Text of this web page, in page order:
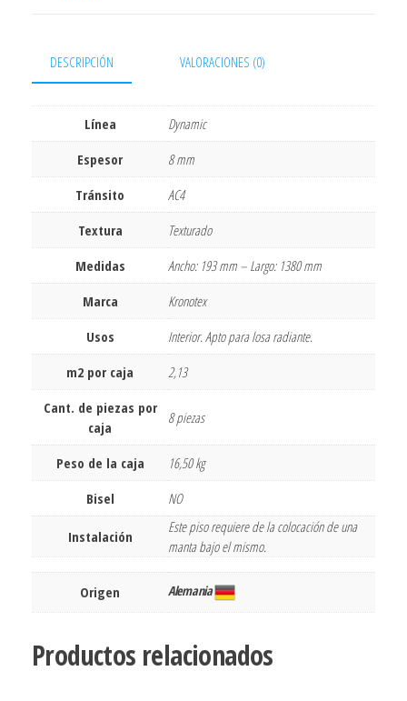
DESCRIPCIÓN VALORACIONES (0)
Línea
Dynamic
Espesor
8 mm
Tránsito
AC4
Textura
Texturado
Medidas
Ancho: 193 mm – Largo: 1380 mm
Marca
Kronotex
Usos
Interior. Apto para losa radiante.
m2 por caja
2,13
Cant. de piezas por
caja
8 piezas
Peso de la caja
16,50 kg
Bisel
NO
Instalación
Este piso requiere de la colocación de una
manta bajo el mismo.
Origen Alemania
Productos relacionados